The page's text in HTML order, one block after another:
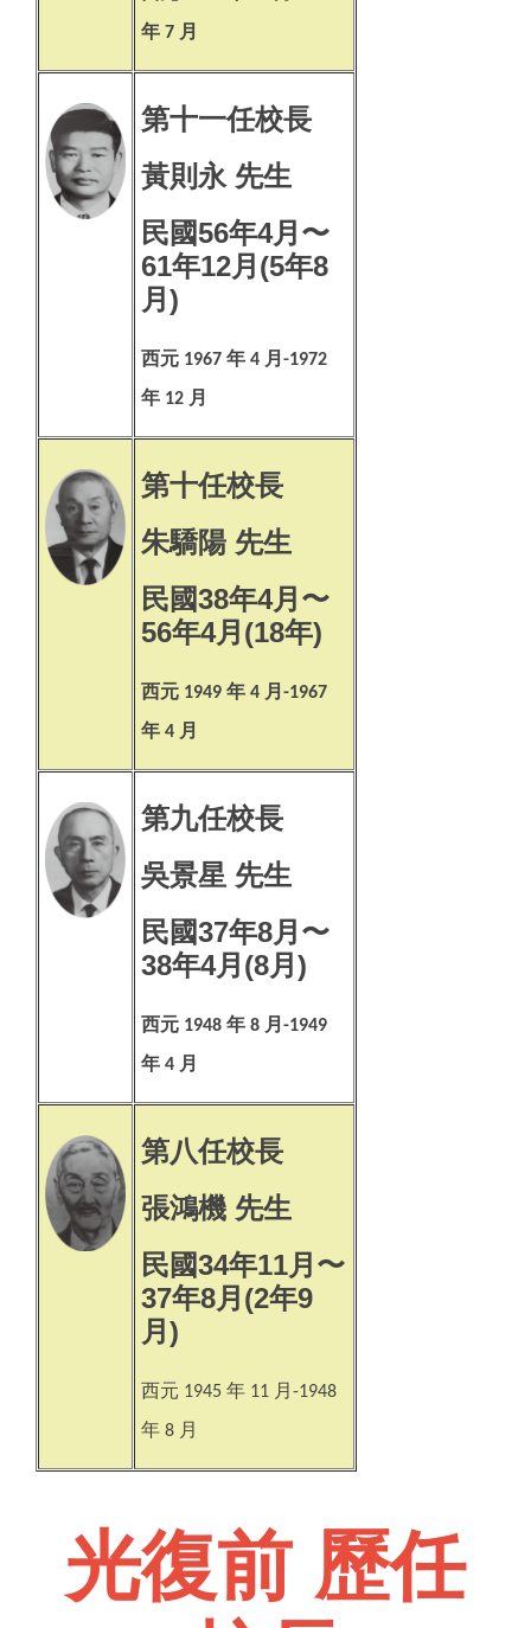
年 7 月
第十一任校長
黃則永 先生
民國56年4月〜
61年12月(5年8
月)
西元 1967 年 4 月 -1972
年 12 月
第十任校長
朱驕陽 先生
民國38年4月〜
56年4月(18年)
西元 1949 年 4 月 -1967
年 4 月
第九任校長
吳景星 先生
民國37年8月〜
38年4月(8月)
西元 1948 年 8 月 -1949
年 4 月
第八任校長
張鴻機 先生
民國34年11月〜
37年8月(2年9
月)
西元 1945 年 11 月 -1948
年 8 月
光復前 歷任